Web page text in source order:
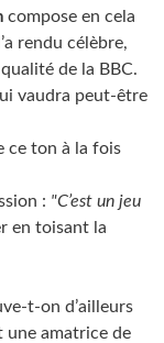
compose en cela
rendu célèbre,
de la BBC.
vaudra peut-être
ce ton à la fois
: "C’est un jeu
en toisant la
t-on d’ailleurs
une amatrice de